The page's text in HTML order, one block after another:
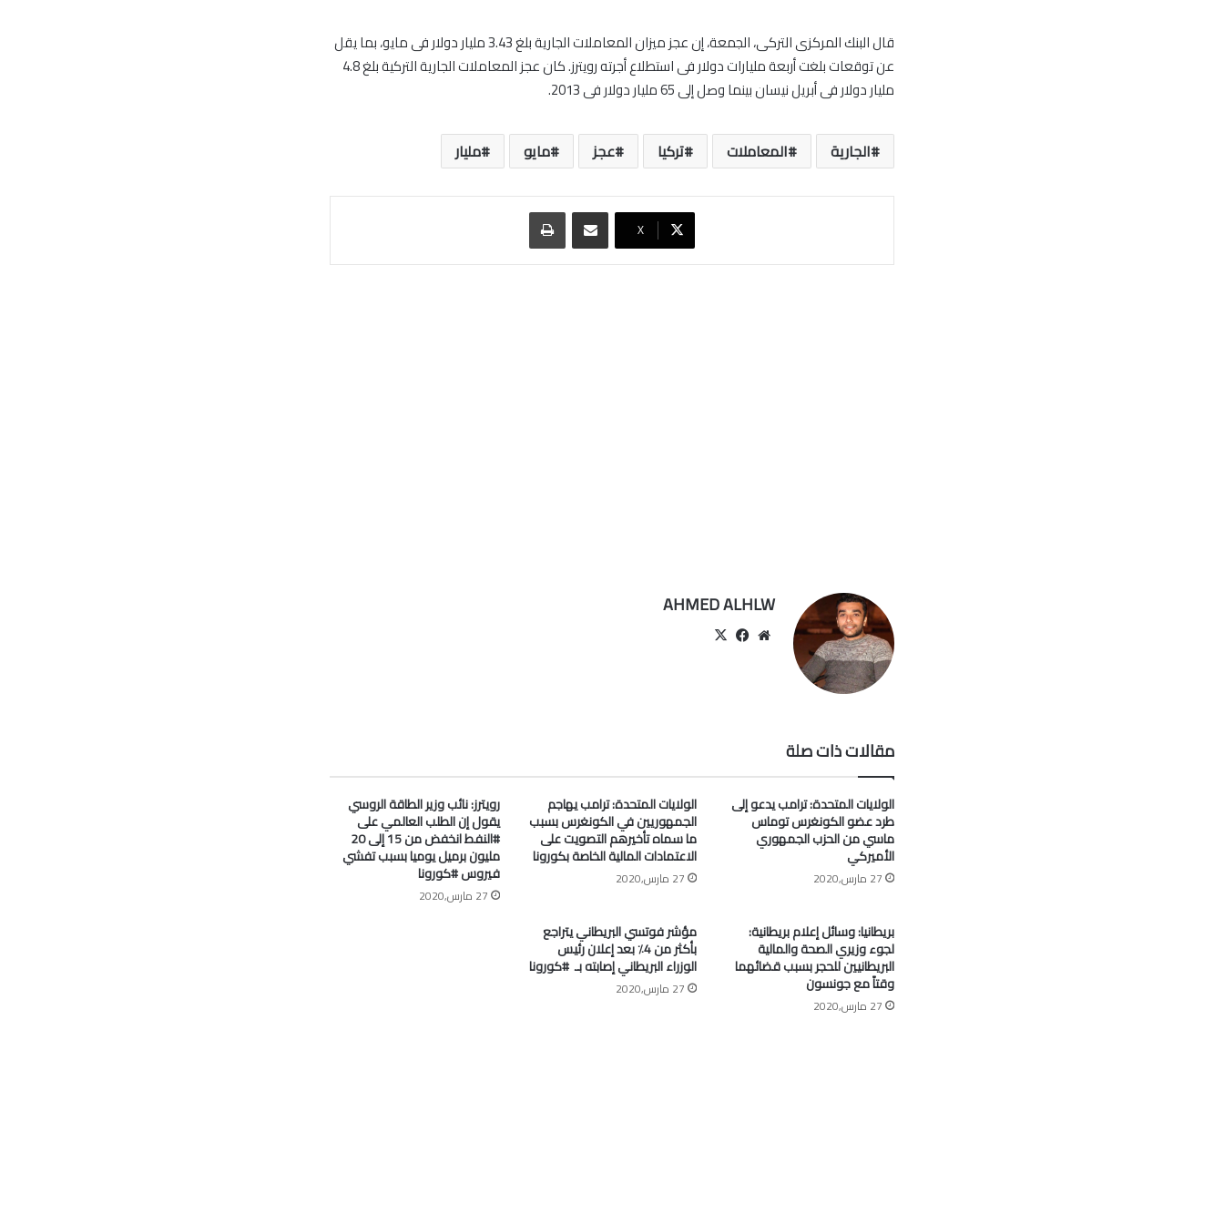
قال البنك المركزى التركى، الجمعة، إن عجز ميزان المعاملات الجارية بلغ 3.43 مليار دولار فى مايو، بما يقل
عن توقعات بلغت أربعة مليارات دولار فى استطلاع أجرته رويترز. كان عجز المعاملات الجارية التركية بلغ 4.8
مليار دولار فى أبريل نيسان بينما وصل إلى 65 مليار دولار فى 2013.
الجارية المعاملات تركيا عجز مايو مليار
‫X
مشاركة عبر البريد طباعة
AHMED ALHLW
موقعفيسبوك
مقالات ذات صلة
الولايات المتحدة: ترامب يدعو إلى
طرد عضو الكونغرس توماس
ماسي من الحزب الجمهوري
الأميركي
27 مارس,2020
الولايات المتحدة: ترامب يهاجم
الجمهوريين في الكونغرس بسبب
ما سماه تأخيرهم التصويت على
الاعتمادات المالية الخاصة بكورونا
27 مارس,2020
رويترز: نائب وزير الطاقة الروسي
يقول إن الطلب العالمي على
#النفط انخفض من 15 إلى 20
مليون برميل يوميا بسبب تفشي
فيروس #كورونا
27 مارس,2020
بريطانيا: وسائل إعلام بريطانية:
لجوء وزيري الصحة والمالية
البريطانيين للحجر بسبب قضائهما
وقتاً مع جونسون
27 مارس,2020
مؤشر فوتسي البريطاني يتراجع
بأكثر من 4٪ بعد إعلان رئيس
الوزراء البريطاني إصابته بـ ⁧ #كورونا⁩
27 مارس,2020